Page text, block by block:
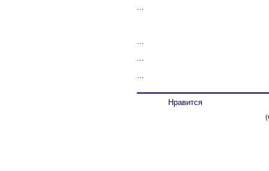
...
...
...
Нравится